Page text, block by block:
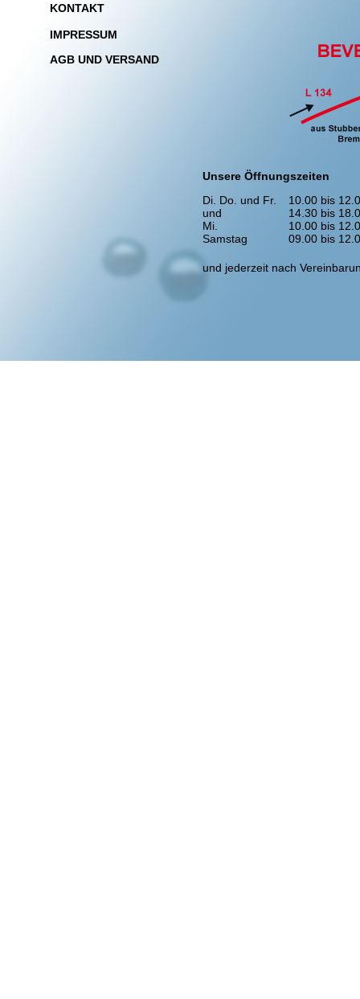
KONTAKT
IMPRESSUM
AGB UND VERSAND
Unsere Öffnungszeiten
Di. Do. und Fr.
und
Mi.
Samstag
10.00 bis
14.30 bis
10.00 bis
09.00 bis
und jederzeit nach